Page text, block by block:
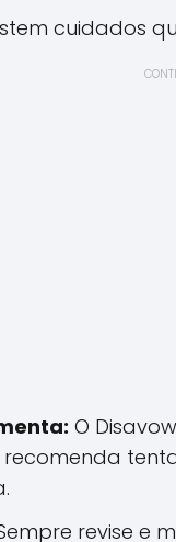
cuidados
O
recomenda
revise e